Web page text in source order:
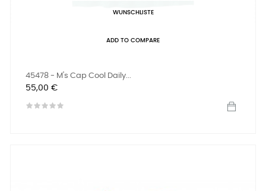
WUNSCHLISTE
ADD TO COMPARE
45478 - M's Cap Cool Daily...
Preis
55,00 €